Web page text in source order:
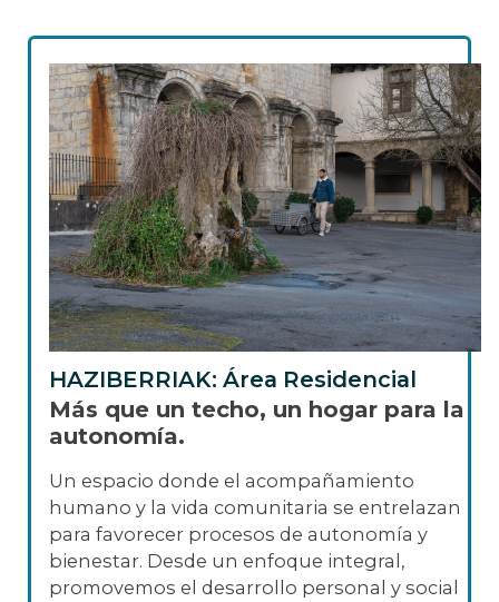
HAZIBERRIAK: Área Residencial
Más que un techo, un hogar para la
autonomía.
Un espacio donde el acompañamiento
humano y la vida comunitaria se entrelazan
para favorecer procesos de autonomía y
bienestar. Desde un enfoque integral,
promovemos el desarrollo personal y social